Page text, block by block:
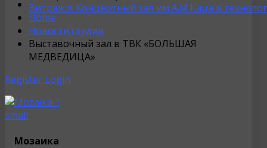
Витраж в Концертный зал им А.М.Каца в
Home
Новости студии
Выставочный зал в ТВК «БОЛЬШАЯ
МЕДВЕДИЦА»
Register Login
Мозаика